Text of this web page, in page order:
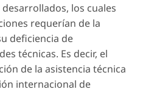
los cuales
requerían de la
deficiencia de
técnicas. Es decir, el
de la asistencia técnica
internacional de